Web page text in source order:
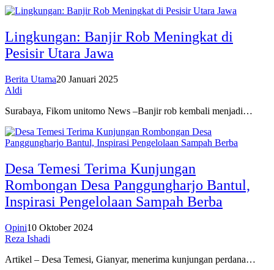
Lingkungan: Banjir Rob Meningkat di
Pesisir Utara Jawa
Berita Utama20 Januari 2025
Aldi
Surabaya, Fikom unitomo News –Banjir rob kembali menjadi…
Desa Temesi Terima Kunjungan
Rombongan Desa Panggungharjo Bantul,
Inspirasi Pengelolaan Sampah Berba
Opini10 Oktober 2024
Reza Ishadi
Artikel – Desa Temesi, Gianyar, menerima kunjungan perdana…